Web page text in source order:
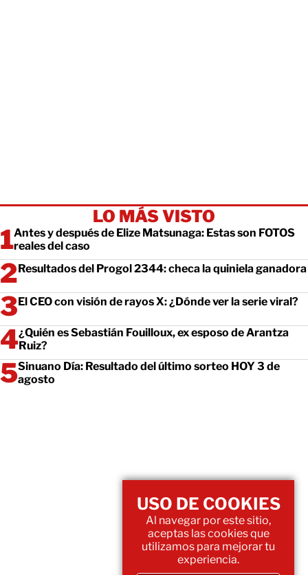
LO MÁS VISTO
Antes y después de Elize Matsunaga: Estas son FOTOS
reales del caso
Resultados del Progol 2344: checa la quiniela ganadora
El CEO con visión de rayos X: ¿Dónde ver la serie viral?
¿Quién es Sebastián Fouilloux, ex esposo de Arantza
Ruiz?
Sinuano Día: Resultado del último sorteo HOY 3 de
agosto
USO DE COOKIES
Al navegar por este sitio,
aceptas las cookies que
utilizamos para mejorar tu
experiencia.